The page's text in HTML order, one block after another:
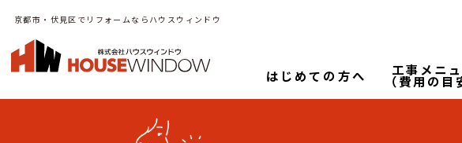
京都市・伏見区でリフォームならハウスウィンドウ
はじめての方へ 工事メニ
（費用の目